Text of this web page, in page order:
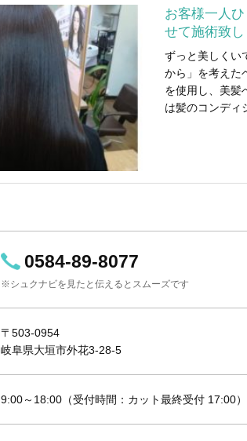
お客様一人
せて施術致し
ずっと美しくい
から」を考えた
を使用し、美髪
は髪のコンディ
0584-89-8077
※シュクナビを見たと伝えるとスムーズです
〒503-0954
岐阜県大垣市外花3-28-5
9:00～18:00（受付時間：カット最終受付 17:00）